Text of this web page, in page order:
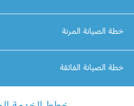
خطة الصيانة الأساسية
الخطة الأكثر ملاءمة بتكلفة
معظم أجزاء الصيانة
والفلتر و تدوير العجلات و
خطة الصيانة المرنة
خطة الصيانة المرنة
يمكنك القيادة بثقة مع خطة
خطة الصيانة الفائقة